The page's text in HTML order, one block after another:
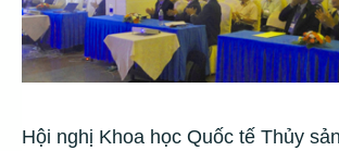
Hội nghị Khoa học Quốc tế Thủy